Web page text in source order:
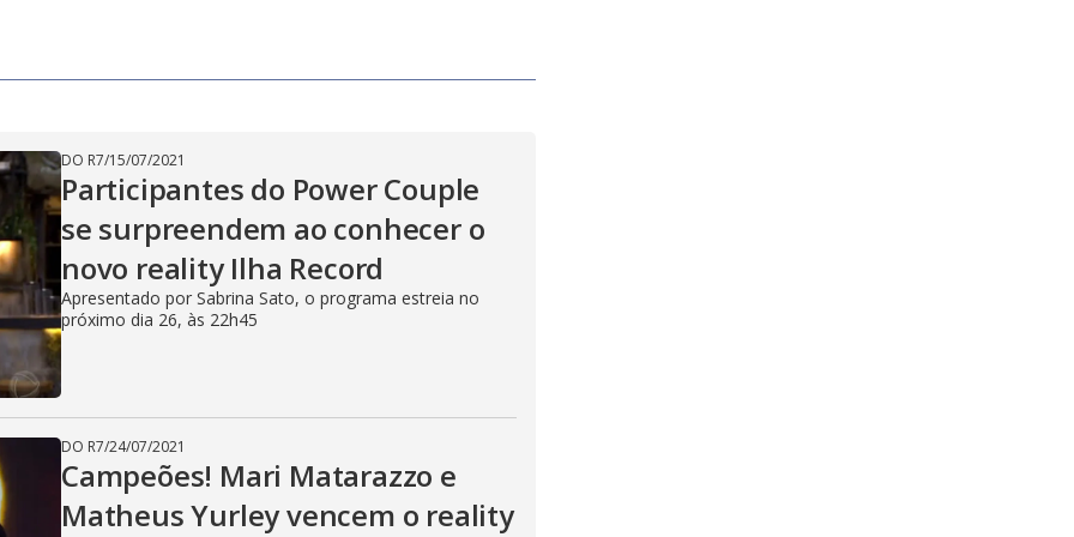
y
V
i
d
e
DO R7/15/07/2021
Participantes do Power Couple
se surpreendem ao conhecer o
novo reality Ilha Record
Apresentado por Sabrina Sato, o programa estreia no
próximo dia 26, às 22h45
DO R7/24/07/2021
Campeões! Mari Matarazzo e
Matheus Yurley vencem o reality